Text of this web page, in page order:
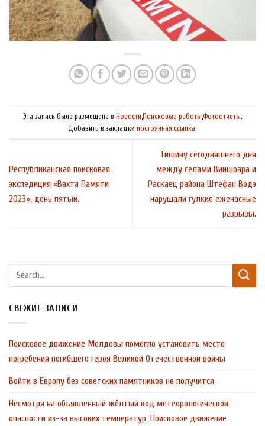
Эта запись была размещена в Новости Поисковые работы Фотоотчеты.
Добавить в закладки постоянная ссылка.
Республиканская поисковая
экспедиция «Вахта Памяти
2023», день пятый.
Тишину сегодняшнего дня
между селами Виишоара и
Раскаец района Штефан Водэ
нарушали гулкие ежечасные
разрывы.
СВЕЖИЕ ЗАПИСИ
Поисковое движение Молдовы помогло установить место
погребения погибшего героя Великой Отечественной войны
Войти в Европу без советских памятников не получится
Несмотря на объявленный жёлтый код метеорологической
опасности из-за высоких температур, Поисковое движение